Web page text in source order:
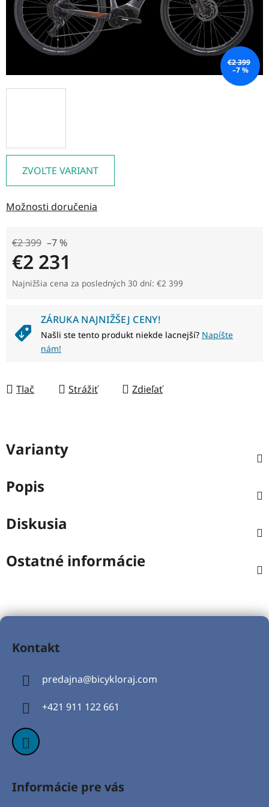
ZVOĽTE VARIANT
Možnosti doručenia
€2 399 –7 %
€2 231
Jednotková cena:
Najnižšia cena za posledných 30 dní: €2 399
ZÁRUKA NAJNIŽŠEJ CENY!
Našli ste tento produkt niekde lacnejší? Napíšte
nám!
Tlač Strážiť Zdieľať
€2 399
–7 %
Varianty
Popis
Diskusia
Ostatné informácie
Z
Kontakt
predajna@bicykloraj.com
+421 911 122 661
Informácie pre vás